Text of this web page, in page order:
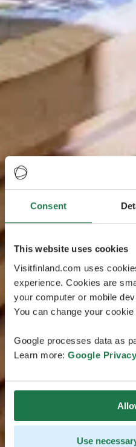
Consent
This website uses cookies
Visitfinland.com uses
experience. Cookies are
your computer or mobile
You can change your
Google processes data as
Learn more: Google
Use